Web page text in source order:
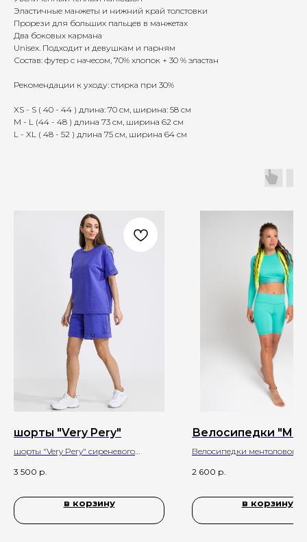
Эластичные манжеты и нижний край толстовки
Прорези для больших пальцев в манжетах
Два боковых кармана
Unisex. Подходит и девушкам и парням
Состав: футер с начесом, 70% хлопок + 30 % эластан
Рекомендации к уходу: стирка при 30%
XS - S ( 40 - 44 ) длина: 70 см, ширина: 58 см
M - L (44 - 48 ) длина 73 см, ширина 62 см
L - XL ( 48 - 52 ) длина 75 cм, ширина 64 см
шорты "Very Pery"
шорты "Very Pery" сиреневого
3 500 р.
в корзину
Велосипедки
Велосипедки ментолового
2 600 р.
в корзину